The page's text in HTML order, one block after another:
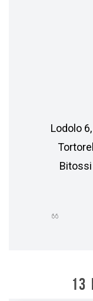
Lodolo
Bitossi
13